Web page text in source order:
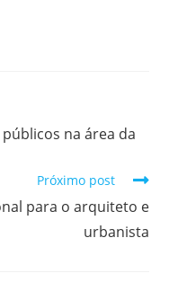
na área da
Próximo post
para o arquiteto e
urbanista